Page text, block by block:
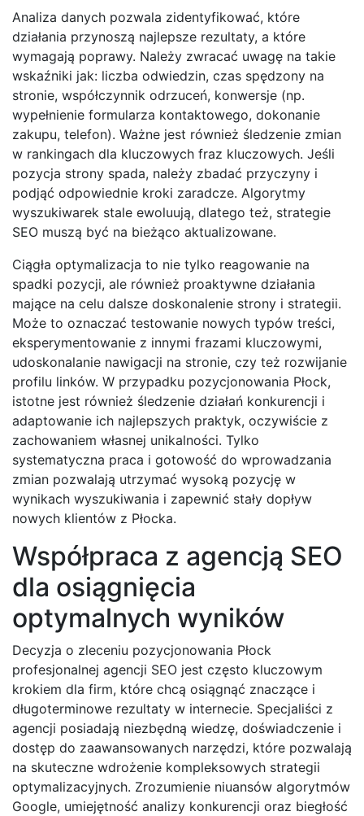
Analiza danych pozwala zidentyfikować, które
działania przynoszą najlepsze rezultaty, a które
wymagają poprawy. Należy zwracać uwagę na takie
wskaźniki jak: liczba odwiedzin, czas spędzony na
stronie, współczynnik odrzuceń, konwersje (np.
wypełnienie formularza kontaktowego, dokonanie
zakupu, telefon). Ważne jest również śledzenie zmian
w rankingach dla kluczowych fraz kluczowych. Jeśli
pozycja strony spada, należy zbadać przyczyny i
podjąć odpowiednie kroki zaradcze. Algorytmy
wyszukiwarek stale ewoluują, dlatego też, strategie
SEO muszą być na bieżąco aktualizowane.
Ciągła optymalizacja to nie tylko reagowanie na
spadki pozycji, ale również proaktywne działania
mające na celu dalsze doskonalenie strony i strategii.
Może to oznaczać testowanie nowych typów treści,
eksperymentowanie z innymi frazami kluczowymi,
udoskonalanie nawigacji na stronie, czy też rozwijanie
profilu linków. W przypadku pozycjonowania Płock,
istotne jest również śledzenie działań konkurencji i
adaptowanie ich najlepszych praktyk, oczywiście z
zachowaniem własnej unikalności. Tylko
systematyczna praca i gotowość do wprowadzania
zmian pozwalają utrzymać wysoką pozycję w
wynikach wyszukiwania i zapewnić stały dopływ
nowych klientów z Płocka.
Współpraca z agencją SEO
dla osiągnięcia
optymalnych wyników
Decyzja o zleceniu pozycjonowania Płock
profesjonalnej agencji SEO jest często kluczowym
krokiem dla firm, które chcą osiągnąć znaczące i
długoterminowe rezultaty w internecie. Specjaliści z
agencji posiadają niezbędną wiedzę, doświadczenie i
dostęp do zaawansowanych narzędzi, które pozwalają
na skuteczne wdrożenie kompleksowych strategii
optymalizacyjnych. Zrozumienie niuansów algorytmów
Google, umiejętność analizy konkurencji oraz biegłość